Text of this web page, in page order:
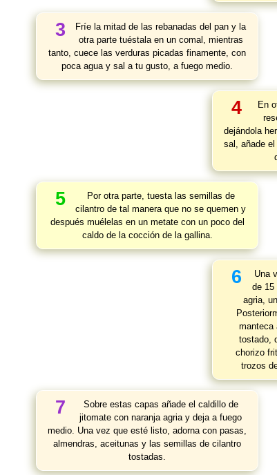
3
Fríe la mitad de las rebanadas del pan y la
otra parte tuéstala en un comal, mientras
tanto, cuece las verduras picadas finamente, con
poca agua y sal a tu gusto, a fuego medio.
4
En
dejándola
sal, añade
5
Por otra parte, tuesta las semillas de
cilantro de tal manera que no se quemen y
después muélelas en un metate con un poco del
caldo de la cocción de la gallina.
6
Una
de 15
agria,
manteca
tostado,
chorizo
trozos
7
Sobre estas capas añade el caldillo de
jitomate con naranja agria y deja a fuego
medio. Una vez que esté listo, adorna con pasas,
almendras, aceitunas y las semillas de cilantro
tostadas.